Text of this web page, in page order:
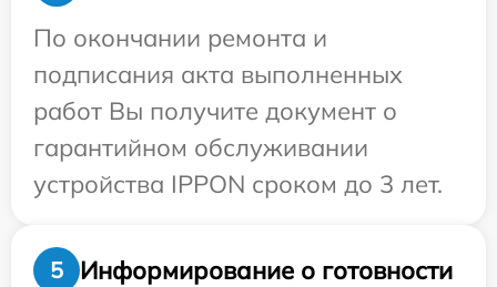
По окончании ремонта и
подписания акта выполненных
работ Вы получите документ о
гарантийном обслуживании
устройства IPPON сроком до 3 лет.
5
Информирование о готовности